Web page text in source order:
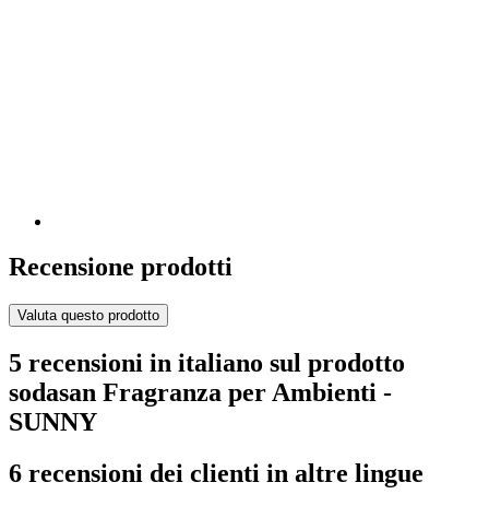
Recensione prodotti
Valuta questo prodotto
5 recensioni in italiano sul prodotto
sodasan Fragranza per Ambienti -
SUNNY
6 recensioni dei clienti in altre lingue